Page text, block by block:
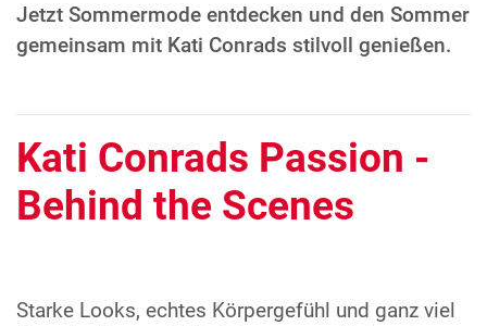
Jetzt Sommermode entdecken und den Sommer
gemeinsam mit Kati Conrads stilvoll genießen.
Kati Conrads Passion -
Behind the Scenes
Starke Looks, echtes Körpergefühl und ganz viel